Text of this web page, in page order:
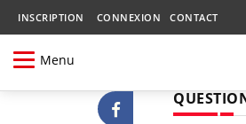
INSCRIPTION CONNEXION CONTACT
Menu